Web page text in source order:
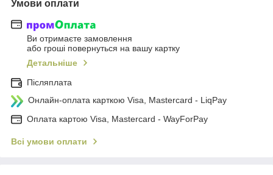
Умови оплати
Ви отримаєте замовлення
або гроші повернуться на вашу картку
Детальніше
Післяплата
Онлайн-оплата карткою Visa, Mastercard - LiqPay
Оплата картою Visa, Mastercard - WayForPay
Всі умови оплати